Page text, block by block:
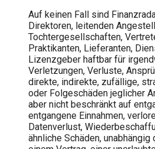
Auf keinen Fall sind
Direktoren, leitenden
Tochtergesellschaften,
Praktikanten, Lieferanten,
Lizenzgeber haftbar für
Verletzungen, Verluste,
direkte, indirekte, zufällige,
oder Folgeschäden jeglicher
aber nicht beschränkt auf
entgangene Einnahmen,
Datenverlust,
ähnliche Schäden,